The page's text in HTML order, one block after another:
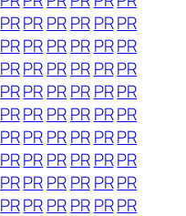
PRPRPRPR PRPR
PRPRPRPR PRPR
PRPRPRPR PRPR
PRPRPRPR PRPR
PRPRPRPR PRPR
PRPRPRPR PRPR
PRPRPRPR PRPR
PRPRPRPR PRPR
PRPRPRPR PRPR